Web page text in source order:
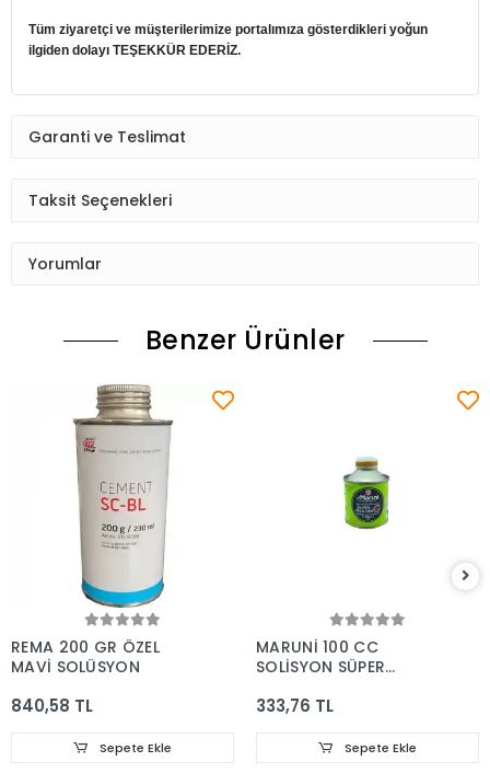
Tüm ziyaretçi ve müşterilerimize portalımıza gösterdikleri yoğun
ilgiden dolayı TEŞEKKÜR EDERİZ.
Garanti ve Teslimat
Taksit Seçenekleri
Yorumlar
Benzer Ürünler
REMA 200 GR ÖZEL
MAVİ SOLÜSYON
840,58 TL
Sepete Ekle
MARUNİ 100 CC
SOLİSYON SÜPER
333,76 TL
Sepete Ekle